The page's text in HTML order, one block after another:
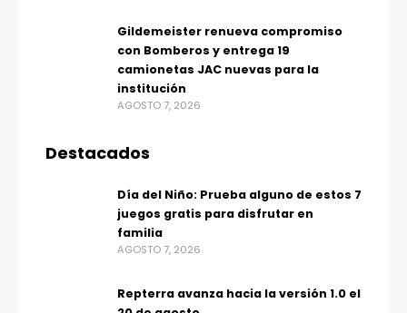
Gildemeister renueva compromiso
con Bomberos y entrega 19
camionetas JAC nuevas para la
institución
AGOSTO 7, 2026
Destacados
Día del Niño: Prueba alguno de estos 7
juegos gratis para disfrutar en
familia
AGOSTO 7, 2026
Repterra avanza hacia la versión 1.0 el